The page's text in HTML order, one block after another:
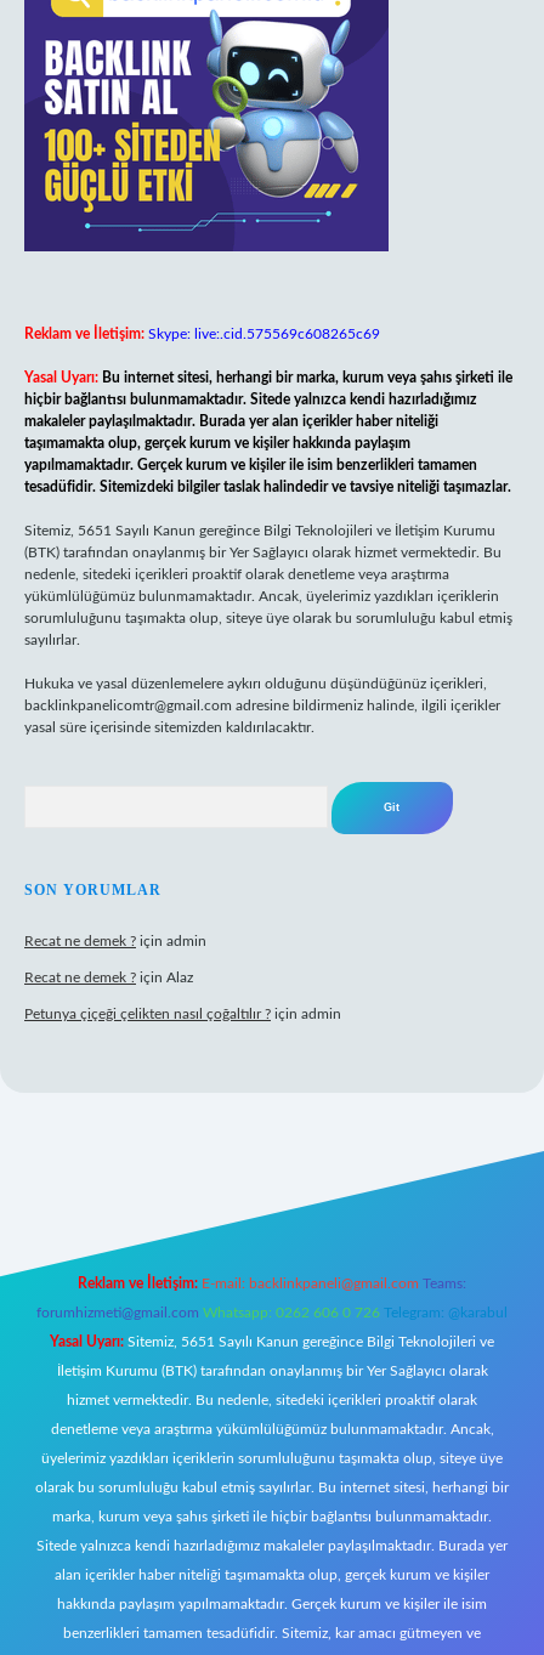
Reklam ve İletişim: Skype: live:.cid.575569c608265c69
Yasal Uyarı: Bu internet sitesi, herhangi bir marka, kurum veya şahıs şirketi ile
hiçbir bağlantısı bulunmamaktadır. Sitede yalnızca kendi hazırladığımız
makaleler paylaşılmaktadır. Burada yer alan içerikler haber niteliği
taşımamakta olup, gerçek kurum ve kişiler hakkında paylaşım
yapılmamaktadır. Gerçek kurum ve kişiler ile isim benzerlikleri tamamen
tesadüfidir. Sitemizdeki bilgiler taslak halindedir ve tavsiye niteliği taşımazlar.
Sitemiz, 5651 Sayılı Kanun gereğince Bilgi Teknolojileri ve İletişim Kurumu
(BTK) tarafından onaylanmış bir Yer Sağlayıcı olarak hizmet vermektedir. Bu
nedenle, sitedeki içerikleri proaktif olarak denetleme veya araştırma
yükümlülüğümüz bulunmamaktadır. Ancak, üyelerimiz yazdıkları içeriklerin
sorumluluğunu taşımakta olup, siteye üye olarak bu sorumluluğu kabul etmiş
sayılırlar.
Hukuka ve yasal düzenlemelere aykırı olduğunu düşündüğünüz içerikleri,
backlinkpanelicomtr@gmail.com adresine bildirmeniz halinde, ilgili içerikler
yasal süre içerisinde sitemizden kaldırılacaktır.
SON YORUMLAR
Recat ne demek ? için admin
Recat ne demek ? için Alaz
Petunya çiçeği çelikten nasıl çoğaltılır ? için admin
Reklam ve İletişim: E-mail: backlinkpaneli@gmail.com Teams:
forumhizmeti@gmail.com Whatsapp: 0262 606 0 726 Telegram: @karabul
Yasal Uyarı: Sitemiz, 5651 Sayılı Kanun gereğince Bilgi Teknolojileri ve
İletişim Kurumu (BTK) tarafından onaylanmış bir Yer Sağlayıcı olarak
hizmet vermektedir. Bu nedenle, sitedeki içerikleri proaktif olarak
denetleme veya araştırma yükümlülüğümüz bulunmamaktadır. Ancak,
üyelerimiz yazdıkları içeriklerin sorumluluğunu taşımakta olup, siteye üye
olarak bu sorumluluğu kabul etmiş sayılırlar. Bu internet sitesi, herhangi bir
marka, kurum veya şahıs şirketi ile hiçbir bağlantısı bulunmamaktadır.
Sitede yalnızca kendi hazırladığımız makaleler paylaşılmaktadır. Burada yer
alan içerikler haber niteliği taşımamakta olup, gerçek kurum ve kişiler
hakkında paylaşım yapılmamaktadır. Gerçek kurum ve kişiler ile isim
benzerlikleri tamamen tesadüfidir. Sitemiz, kar amacı gütmeyen ve